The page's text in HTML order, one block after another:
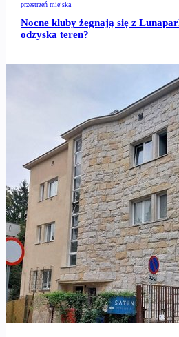
przestrzeń miejska
Nocne kluby żegnają się z
odzyska teren?